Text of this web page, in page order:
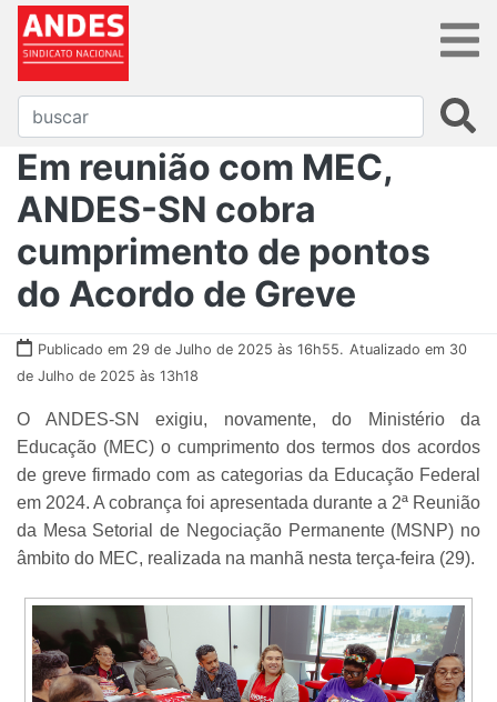
Em reunião com MEC,
ANDES-SN cobra
cumprimento de pontos
do Acordo de Greve
Publicado em 29 de Julho de 2025 às 16h55. Atualizado em 30
de Julho de 2025 às 13h18
O ANDES-SN exigiu, novamente, do Ministério da
Educação (MEC) o cumprimento dos termos dos acordos
de greve firmado com as categorias da Educação Federal
em 2024. A cobrança foi apresentada durante a 2ª Reunião
da Mesa Setorial de Negociação Permanente (MSNP) no
âmbito do MEC, realizada na manhã nesta terça-feira (29).